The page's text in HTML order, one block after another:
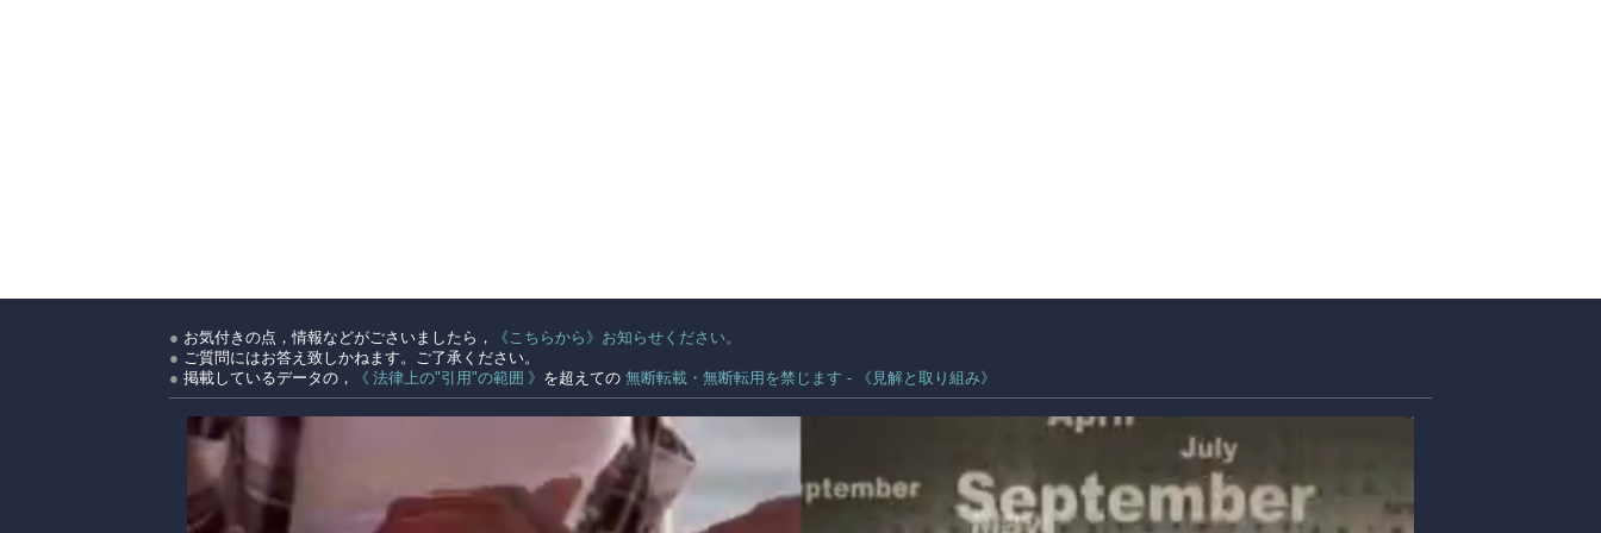
● お気付きの点，情報などがごさいましたら，
《こちらから》お知らせください。
● ご質問にはお答え致しかねます。ご了承ください。
● 掲載しているデータの， 《 法律上の"引用"の範囲 》 を超えての 無断転載・無断転用を禁じます - 《見解と取り組み》